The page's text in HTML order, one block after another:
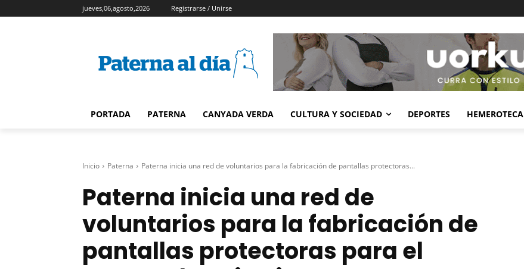
jueves,06,agosto,2026 Registrarse / Unirse
PORTADA PATERNA CANYADA VERDA CULTURA Y SOCIEDAD DEPORTES HEMEROTECA
Inicio Paterna Paterna inicia una red de voluntarios para la fabricación de pantallas protectoras...
Paterna inicia una red de
voluntarios para la fabricación de
pantallas protectoras para el